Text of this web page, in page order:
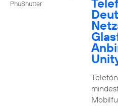
PhuShutter